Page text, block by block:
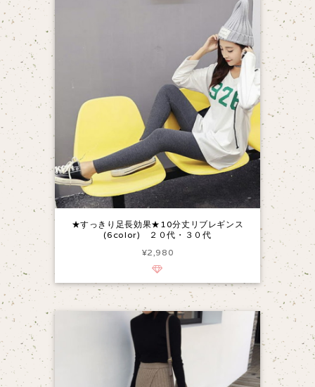
★すっきり足長効果★10分丈リブレギンス
(6color) ２０代・３０代
¥2,980